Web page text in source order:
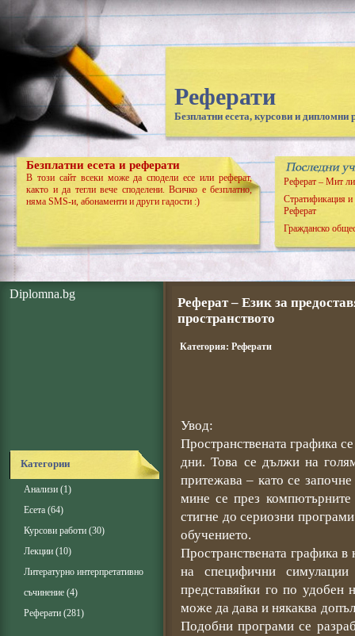
Реферати
Безплатни есета, курсови и дипломни
Безплатни есета и реферати
В този сайт всеки може да сподели есе или реферат,
както и да тегли вече споделени. Всичко е безплатно,
няма SMS-и, абонаменти и други гадости :)
Реферат – Мит ли
Стратификация
Реферат
Гражданско
Diplomna.bg
Категории
Анализи (1)
Есета (64)
Курсови работи (30)
Лекции (10)
Литературно интерпретативно
съчинение (4)
Реферати (281)
Реферат – Език за
пространството
Категория: Реферати
Увод:
Пространствената графика
дни. Това се дължи на
притежава – като се
мине се през
стигне до сериозни
обучението.
Пространствената графика в
на специфични
представяйки го по удобен
може да дава и някаква
Подобни програми се